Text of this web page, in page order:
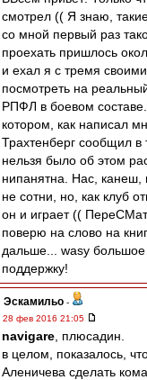
смотрел (( Я знаю,
со мной первый раз
проехать пришлось
и ехал я с тремя
посмотреть на
РПФЛ в боевом
котором, как написал
Трахтенберг сообщил
нельзя было об этом
нипанятна. Нас, канеш,
не сотни, но, как клуб
он и играет ((
поверю на слово на
дальше... wasy большое
поддержку!
Эскамильо -
28 фев 2016 21:05
navigare , плюсадин.
в целом, показалось,
Аленичева сделать